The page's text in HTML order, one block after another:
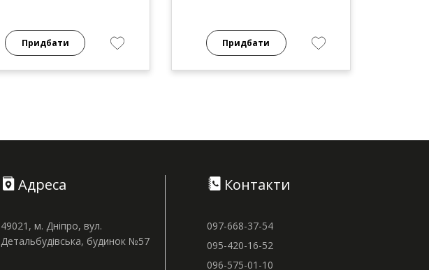
Придбати Придбати
Адреса
49021, м. Дніпро, вул.
Детальбудівська, будинок №57
Контакти
097-668-37-54
095-420-16-52
096-575-01-10